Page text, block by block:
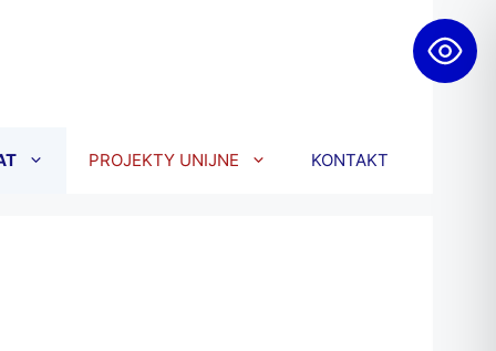
PROJEKTY UNIJNE KONTAKT